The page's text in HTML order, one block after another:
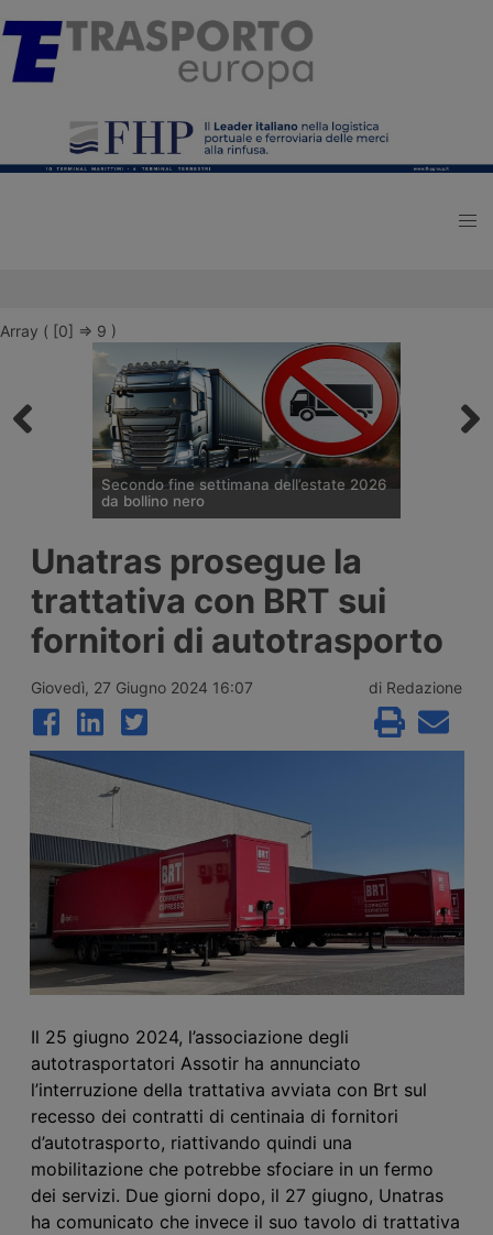
Array ( [0] => 9 )
Secondo fine settimana dell’estate 2026
da bollino nero
e potenziamento del personale Anas sulla
rete nazionale nel weekend che apre la
settimana di Ferragosto, con oltre 25
milioni di spostamenti attesi tra il 7 e il 9
agosto 2026.
Unatras prosegue la
trattativa con BRT sui
fornitori di autotrasporto
Giovedì, 27 Giugno 2024 16:07 di Redazione
Il 25 giugno 2024, l’associazione degli
autotrasportatori Assotir ha annunciato
l’interruzione della trattativa avviata con Brt sul
recesso dei contratti di centinaia di fornitori
d’autotrasporto, riattivando quindi una
mobilitazione che potrebbe sfociare in un fermo
dei servizi. Due giorni dopo, il 27 giugno, Unatras
ha comunicato che invece il suo tavolo di trattativa